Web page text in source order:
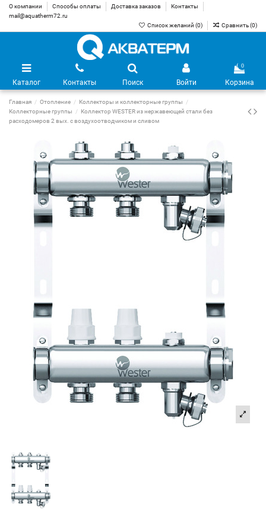
О компании Способы оплаты Доставка заказов
Контакты
mail@aquatherm72.ru
Список желаний (0) Сравнить (0)
Каталог Контакты Поиск Войти
0
Корзина
Главная Отопление
Коллекторы и коллекторные группы
Коллекторные группы
Коллектор WESTER из нержавеющей стали без
расходомеров 2 вых. с воздухоотводчиком и сливом